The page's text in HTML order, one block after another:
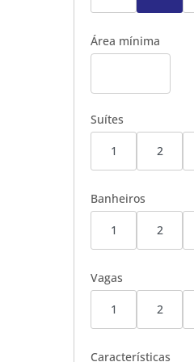
Área mínima
Suítes
1 2
Banheiros
1 2
Vagas
1 2
Características